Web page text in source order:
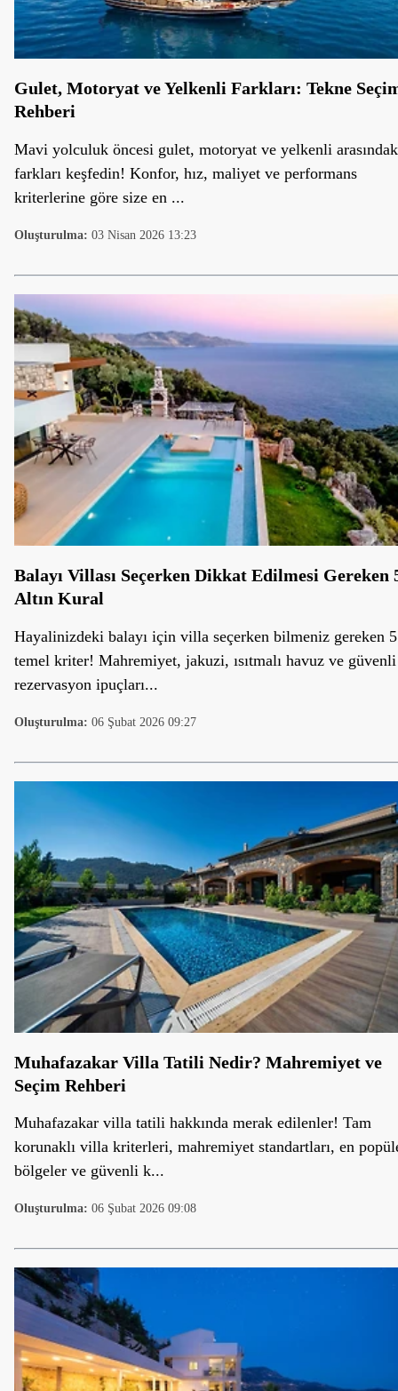
Gulet, Motoryat ve Yelkenli Farkları: Tekne
Rehberi
Mavi yolculuk öncesi gulet, motoryat ve yelkenli
farkları keşfedin! Konfor, hız, maliyet ve performans
kriterlerine göre size en ...
Oluşturulma: 03 Nisan 2026 13:23
Balayı Villası Seçerken Dikkat Edilmesi Gereken
Altın Kural
Hayalinizdeki balayı için villa seçerken bilmeniz gereken 5
temel kriter! Mahremiyet, jakuzi, ısıtmalı havuz ve güvenli
rezervasyon ipuçları...
Oluşturulma: 06 Şubat 2026 09:27
Muhafazakar Villa Tatili Nedir? Mahremiyet ve
Seçim Rehberi
Muhafazakar villa tatili hakkında merak edilenler! Tam
korunaklı villa kriterleri, mahremiyet standartları, en
bölgeler ve güvenli k...
Oluşturulma: 06 Şubat 2026 09:08